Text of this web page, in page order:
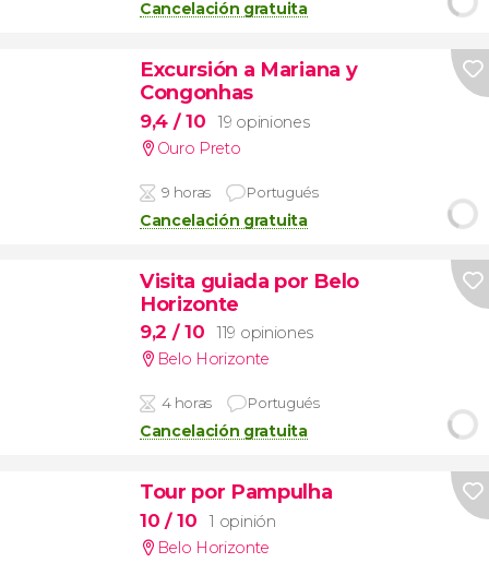
Cancelación gratuita
Excursión a Mariana y
Congonhas
9,4 / 10
19 opiniones
Ouro Preto
9 horas Portugués
Cancelación gratuita
Visita guiada por Belo
Horizonte
9,2 / 10
119 opiniones
Belo Horizonte
4 horas Portugués
Cancelación gratuita
Tour por Pampulha
10 / 10
1 opinión
Belo Horizonte